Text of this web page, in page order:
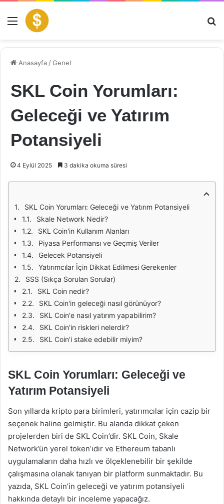
Menü
Anasayfa /Genel
SKL Coin Yorumları:
Geleceği ve Yatırım
Potansiyeli
4 Eylül 2025 3 dakika okuma süresi
SKL Coin Yorumları: Geleceği ve Yatırım Potansiyeli
Skale Network Nedir?
SKL Coin'in Kullanım Alanları
Piyasa Performansı ve Geçmiş Veriler
Gelecek Potansiyeli
Yatırımcılar İçin Dikkat Edilmesi Gerekenler
SSS (Sıkça Sorulan Sorular)
SKL Coin nedir?
SKL Coin'in geleceği nasıl görünüyor?
SKL Coin'e nasıl yatırım yapabilirim?
SKL Coin'in riskleri nelerdir?
SKL Coin'i stake edebilir miyim?
SKL Coin Yorumları: Geleceği ve
Yatırım Potansiyeli
Son yıllarda kripto para birimleri, yatırımcılar için cazip bir
seçenek haline gelmiştir. Bu alanda dikkat çeken
projelerden biri de SKL Coin’dir. SKL Coin, Skale
Network’ün yerel token’ıdır ve Ethereum tabanlı
uygulamaların daha hızlı ve ölçeklenebilir bir şekilde
çalışmasına olanak tanıyan bir platform sunmaktadır. Bu
yazıda, SKL Coin’in geleceği ve yatırım potansiyeli
hakkında detaylı bir inceleme yapacağız.